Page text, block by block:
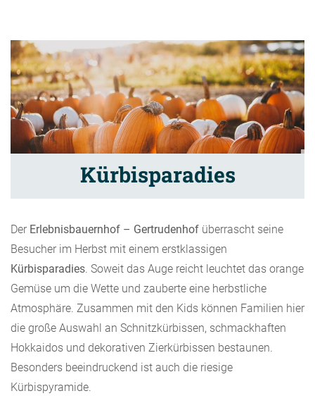
Kürbisparadies
Der Erlebnisbauernhof – Gertrudenhof überrascht seine
Besucher im Herbst mit einem erstklassigen
Kürbisparadies . Soweit das Auge reicht leuchtet das orange
Gemüse um die Wette und zauberte eine herbstliche
Atmosphäre. Zusammen mit den Kids können Familien hier
die große Auswahl an Schnitzkürbissen, schmackhaften
Hokkaidos und dekorativen Zierkürbissen bestaunen.
Besonders beeindruckend ist auch die riesige
Kürbispyramide.